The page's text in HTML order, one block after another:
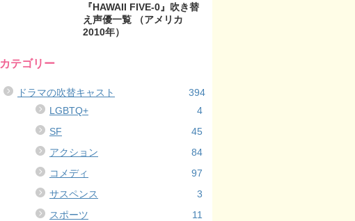
『HAWAII FIVE-0』吹き替
え声優一覧 （アメリカ
2010年）
カテゴリー
ドラマの吹替キャスト
394
LGBTQ+
4
SF
45
アクション
84
コメディ
97
サスペンス
3
スポーツ
11